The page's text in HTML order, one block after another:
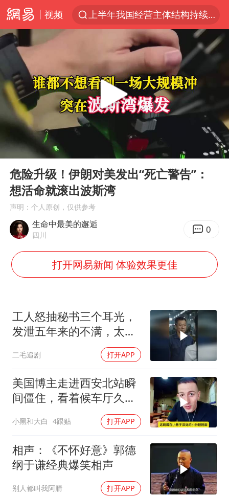
视频
上半年我国经营主体结构持续优化
白海豚将给京津冀带来大暴雨
刘嘉玲晒与周星驰合照
《披荆斩棘2026》阵容官宣
上海有出现龙卷潜势
香港高温刷新历史纪录
女子发现前夫婚内与第三者育子
王艺迪无缘横滨赛决赛
2025年小学教师减少13.19万
以军士兵把枪口对准中国记者
上门女婿出轨女邻居多年被判重婚罪
韩军前线部队连曝丑闻
笔试第一被劝弃考涉事副校长被撤职
构建更高水平的全民健身公共服务体系
奋力开创中国式现代化建设新局面
Play
00:00
危险升级！伊朗对美发出“死亡警告”：
想活命就滚出波斯湾
声明：个人原创，仅供参考
生命中最美的邂逅
四川 0
打开网易新闻 体验效果更佳
工人怒抽秘书三个耳光，
发泄五年来的不满，太解
二毛追剧 打开APP
美国博主走进西安北站瞬
间僵住，看着候车厅久久
小黑和大白 4跟贴 打开APP
相声：《不怀好意》郭德
纲于谦经典爆笑相声
别人都叫我阿腈 打开APP